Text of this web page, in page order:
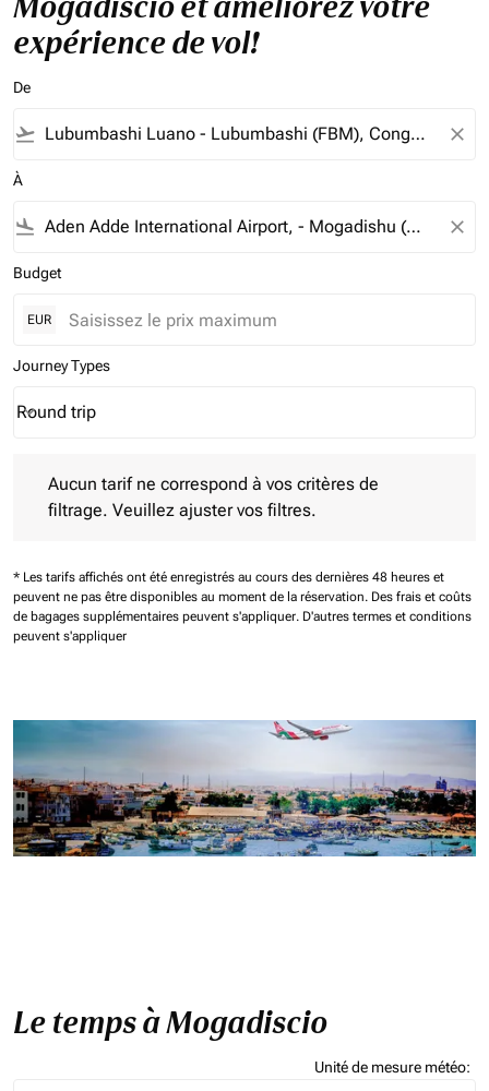
expérience de vol!
De
flight_takeoff close
À
flight_land close
Budget
EUR
Journey Types
Journey Types option Round trip Selected
Round trip
keyboard_arrow_down
Aucun tarif ne correspond à vos critères de
filtrage. Veuillez ajuster vos filtres.
* Les tarifs affichés ont été enregistrés au cours des dernières 48 heures et
peuvent ne pas être disponibles au moment de la réservation. Des frais et coûts
de bagages supplémentaires peuvent s'appliquer. D'autres termes et conditions
peuvent s'appliquer
Le temps à Mogadiscio
Unité de mesure météo: